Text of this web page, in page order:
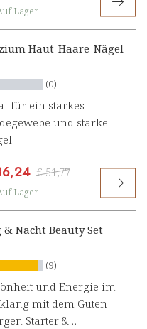
Lager
Haut-Haare-Nägel
(0)
für ein starkes
und starke
€ 51,77
Lager
& Nacht Beauty Set
(9)
und Energie im
mit dem Guten
Starter &